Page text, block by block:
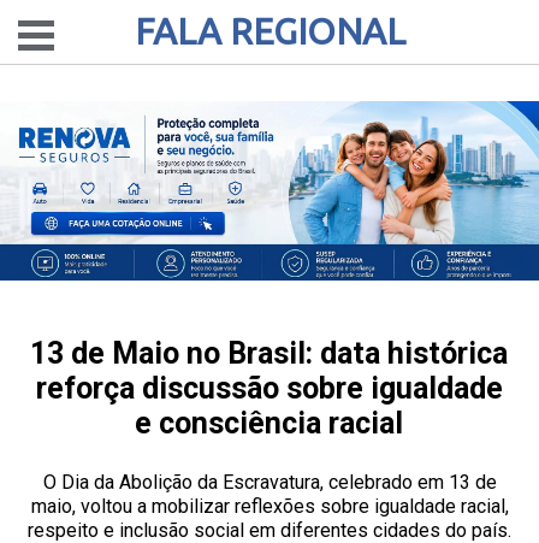
FALA REGIONAL
13 de Maio no Brasil: data histórica
reforça discussão sobre igualdade
e consciência racial
O Dia da Abolição da Escravatura, celebrado em 13 de
maio, voltou a mobilizar reflexões sobre igualdade racial,
respeito e inclusão social em diferentes cidades do país.